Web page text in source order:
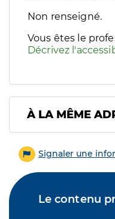
Filtres
Sélectionnez un ou
Non renseigné.
Vous êtes le
Décrivez
À LA MÊME
Signaler une
Le contenu